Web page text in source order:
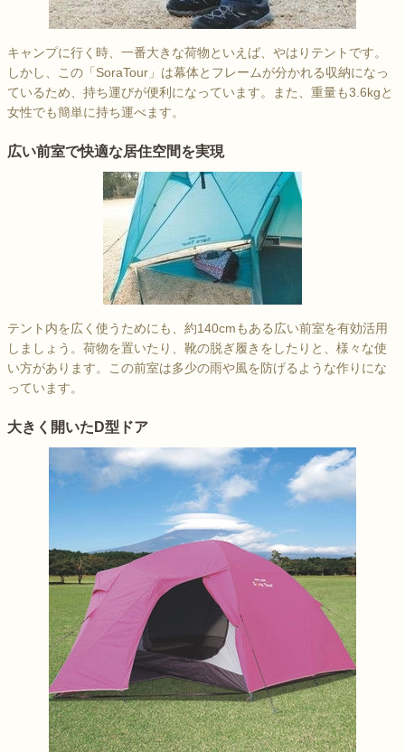
キャンプに行く時、一番大きな荷物といえば、やはりテントです。
しかし、この「SoraTour」は幕体とフレームが分かれる収納になっ
ているため、持ち運びが便利になっています。また、重量も3.6kgと
女性でも簡単に持ち運べます。
広い前室で快適な居住空間を実現
テント内を広く使うためにも、約140cmもある広い前室を有効活用
しましょう。荷物を置いたり、靴の脱ぎ履きをしたりと、様々な使
い方があります。この前室は多少の雨や風を防げるような作りにな
っています。
大きく開いたD型ドア